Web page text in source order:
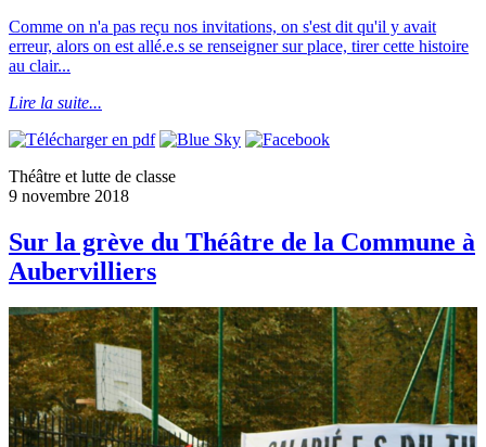
Comme on n'a pas reçu nos invitations, on s'est dit qu'il y avait
erreur, alors on est allé.e.s se renseigner sur place, tirer cette histoire
au clair...
Lire la suite...
Théâtre et lutte de classe
9 novembre 2018
Sur la grève du Théâtre de la Commune à
Aubervilliers